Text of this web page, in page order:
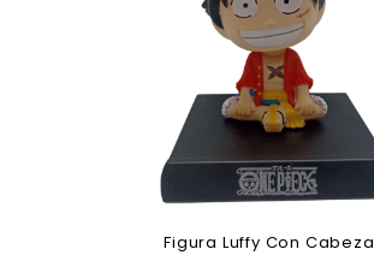
Figura Luffy Con Cabeza